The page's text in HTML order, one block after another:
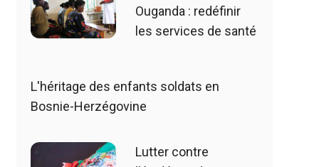
Ouganda : redéfinir
les services de santé
L'héritage des enfants soldats en
Bosnie-Herzégovine
Lutter contre